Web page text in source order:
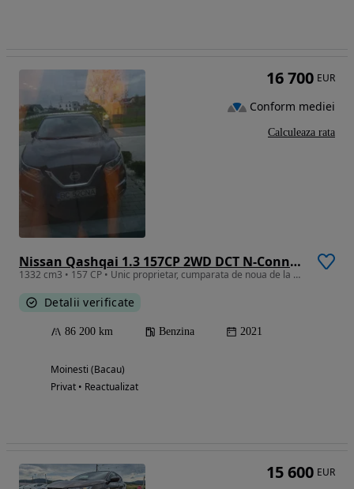
Nissan Qashqai 1.3 157CP 2WD DCT N-Connecta
1332 cm3 • 157 CP • Unic proprietar, cumparata de noua de la Nissan. Reviziile facute la t
Detalii verificate
86 200 km Benzina 2021
Moinesti (Bacau)
Privat • Reactualizat
16 700 EUR
Conform mediei
Calculeaza rata
15 600 EUR